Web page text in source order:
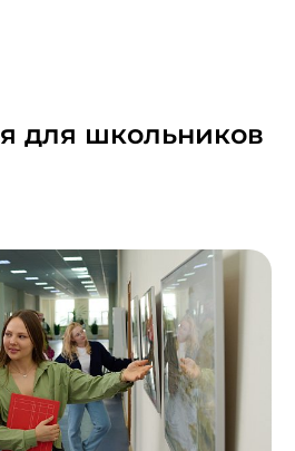
для школьников